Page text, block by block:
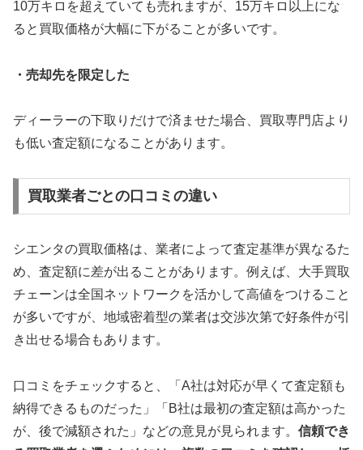
10万キロを超えていても売れますが、15万キロ以上にな
ると買取価格が大幅に下がることが多いです。
・売却先を限定した
ディーラーの下取りだけで済ませた場合、買取専門店より
も低い査定額になることがあります。
買取業者ごとの口コミの違い
シエンタの買取価格は、業者によって査定基準が異なるた
め、査定額に差が出ることがあります。例えば、大手買取
チェーンは全国ネットワークを活かして高値をつけること
が多いですが、地域密着型の業者は交渉次第で好条件が引
き出せる場合もあります。
口コミをチェックすると、「A社は対応が早くて査定額も
納得できるものだった」「B社は最初の査定額は高かった
が、後で減額された」などの意見が見られます。 信頼でき